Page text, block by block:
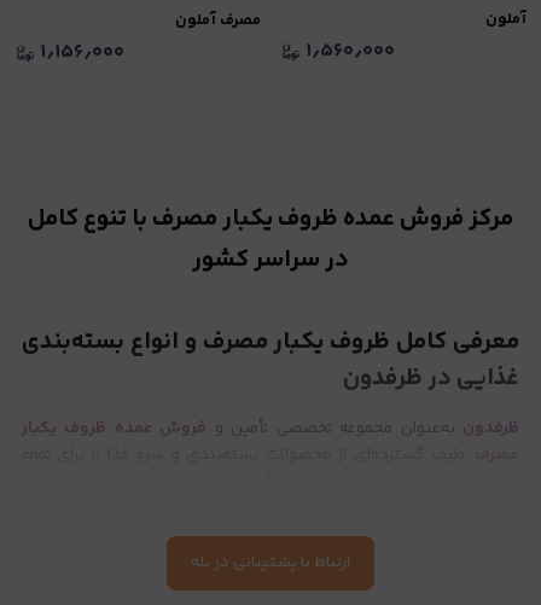
آملون
۱٫۵۶۰٫۰۰۰
مصرف آملون
۱٫۱۵۶٫۰۰۰
مرکز فروش عمده ظروف یکبار مصرف با تنوع کامل
در سراسر کشور
معرفی کامل ظروف یکبار مصرف و انواع بسته‌بندی
غذایی در ظرفدون
ظرفدون به‌عنوان مجموعه تخصصی تأمین و فروش عمده ظروف یکبار
کترینگ‌ها،فست‌فودها،قنادی‌ها
فروشگاه‌های عمده‌فروشی و مصرف‌کنندگان خرد ساده‌تر کرده است.
ارتباط با پشتیبانی در بله